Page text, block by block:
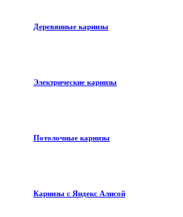
Деревянные карнизы
Электрические карнизы
Потолочные карнизы
Карнизы с Яндекс Алисой